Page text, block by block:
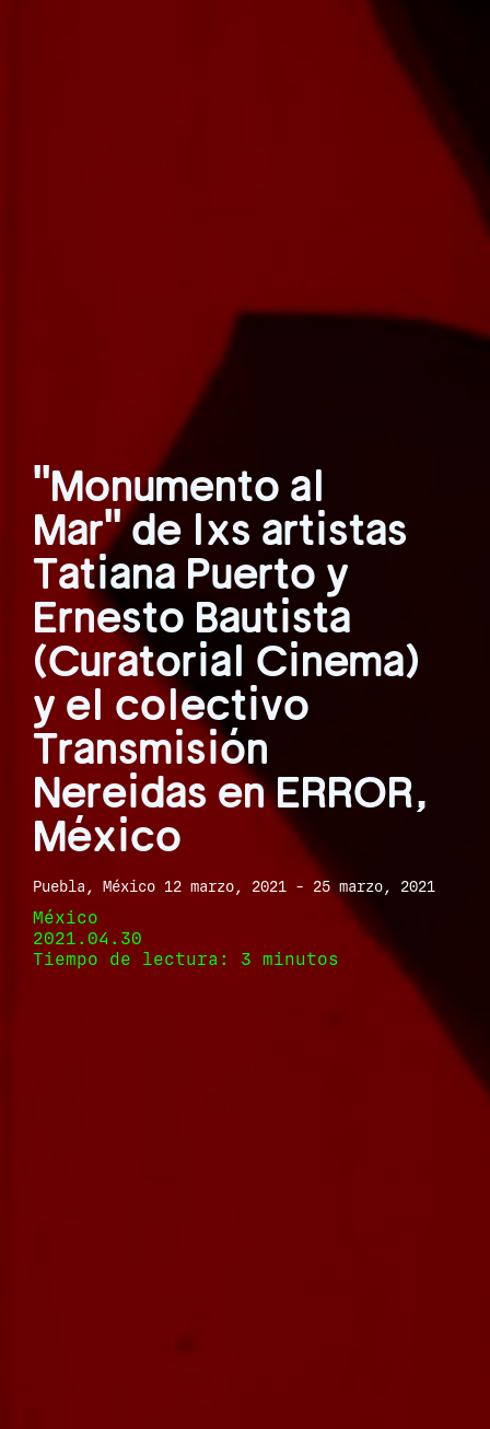
"Monumento al
Mar" de lxs artistas
Tatiana Puerto y
Ernesto Bautista
(Curatorial Cinema)
y el colectivo
Transmisión
Nereidas en ERROR,
México
Puebla, México 12 marzo, 2021 - 25 marzo, 2021
México
2021.04.30
Tiempo de lectura: 3 minutos